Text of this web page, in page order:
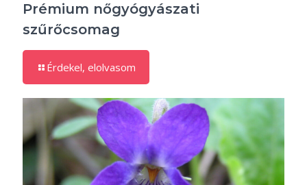
Prémium nőgyógyászati
szűrőcsomag
Érdekel, elolvasom